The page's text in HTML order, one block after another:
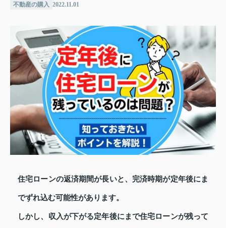
不動産の購入 2022.11.01
住宅ローンの返済期間が長いと、完済時期が定年後にま
でずれ込む可能性があります。
しかし、収入が下がる定年後にまで住宅ローンが残って